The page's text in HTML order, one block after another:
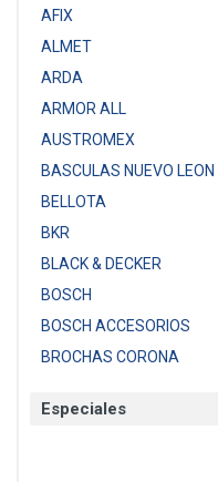
AFIX
ALMET
ARDA
ARMOR ALL
AUSTROMEX
BASCULAS NUEVO LEON
BELLOTA
BKR
BLACK & DECKER
BOSCH
BOSCH ACCESORIOS
BROCHAS CORONA
CAT
Especiales